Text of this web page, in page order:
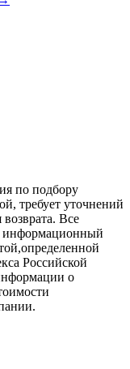
по подбору
требует уточнений
Все
информационный
Российской
о